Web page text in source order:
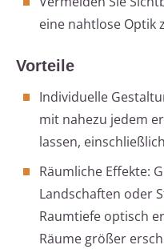
eine nahtlose Optik
Vorteile
Individuelle
mit nahezu jedem
lassen,
Räumliche Effekte:
Landschaften oder
Raumtiefe optisch
Räume größer